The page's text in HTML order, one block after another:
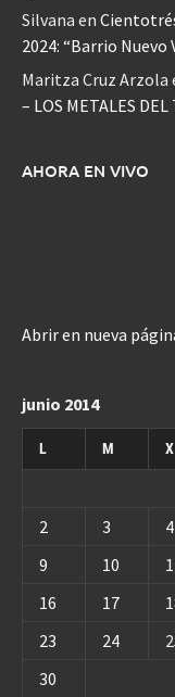
Silvana en
2024: “Barrio Nuevo
Maritza Cruz Arzola
– LOS METALES
AHORA EN VIVO
Abrir en nueva
junio 2014
L M X
2
3 4
9
10
16
17
23
24
30